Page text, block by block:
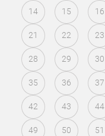
14 15 16
21 22 23
28 29 30
35 36 37
42 43 44
49 50 51